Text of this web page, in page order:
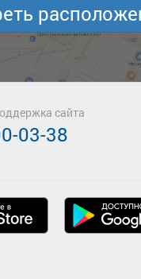
сайта
03-38